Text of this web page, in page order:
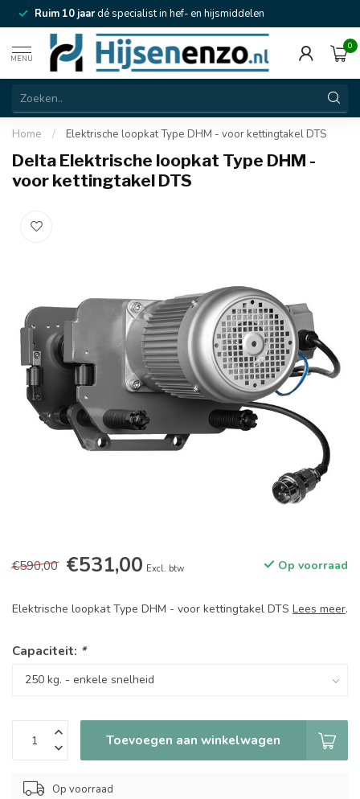
Ruim 10 jaardé specialist in hef- en hijsmiddelen
MENU
0
Home / Elektrische loopkat Type DHM - voor kettingtakel DTS
Delta Elektrische loopkat Type DHM -
voor kettingtakel DTS
€590,00 €531,00 Excl. btw Op voorraad
Elektrische loopkat Type DHM - voor kettingtakel DTS Lees meer.
Capaciteit: *
Toevoegen aan winkelwagen
Op voorraad